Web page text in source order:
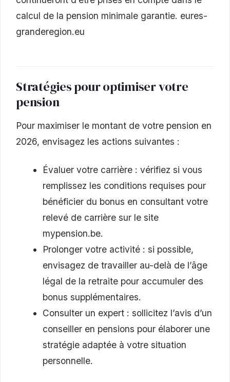
calcul de la pension minimale garantie. eures-
granderegion.eu
Stratégies pour optimiser votre
pension
Pour maximiser le montant de votre pension en
2026, envisagez les actions suivantes :
Évaluer votre carrière : vérifiez si vous
remplissez les conditions requises pour
bénéficier du bonus en consultant votre
relevé de carrière sur le site
mypension.be.
Prolonger votre activité : si possible,
envisagez de travailler au-delà de l’âge
légal de la retraite pour accumuler des
bonus supplémentaires.
Consulter un expert : sollicitez l’avis d’un
conseiller en pensions pour élaborer une
stratégie adaptée à votre situation
personnelle.